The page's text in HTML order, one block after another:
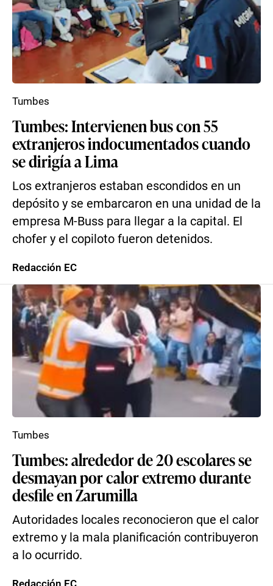
Tumbes: Intervienen bus con 55
extranjeros indocumentados cuando
se dirigía a Lima
Los extranjeros estaban escondidos en un
depósito y se embarcaron en una unidad de la
empresa M-Buss para llegar a la capital. El
chofer y el copiloto fueron detenidos.
Tumbes
Redacción EC
Tumbes: alrededor de 20 escolares se
desmayan por calor extremo durante
desfile en Zarumilla
Autoridades locales reconocieron que el calor
extremo y la mala planificación contribuyeron
a lo ocurrido.
Tumbes
Redacción EC